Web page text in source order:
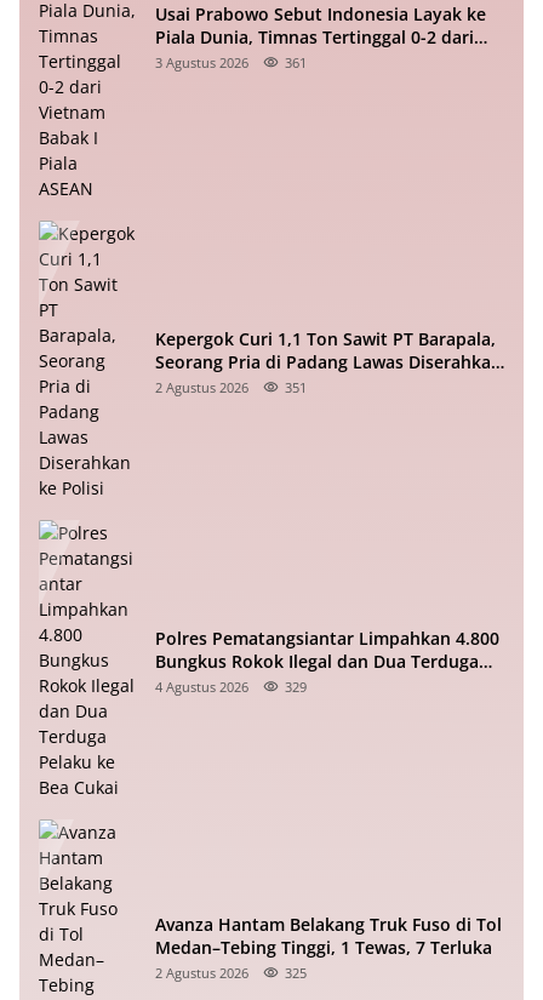
Usai Prabowo Sebut Indonesia Layak ke
Piala Dunia, Timnas Tertinggal 0-2 dari
Vietnam Babak I Piala ASEAN
3 Agustus 2026 361
Kepergok Curi 1,1 Ton Sawit PT Barapala,
Seorang Pria di Padang Lawas Diserahkan
ke Polisi
2 Agustus 2026 351
Polres Pematangsiantar Limpahkan 4.800
Bungkus Rokok Ilegal dan Dua Terduga
Pelaku ke Bea Cukai
4 Agustus 2026 329
Avanza Hantam Belakang Truk Fuso di Tol
Medan–Tebing Tinggi, 1 Tewas, 7 Terluka
2 Agustus 2026 325